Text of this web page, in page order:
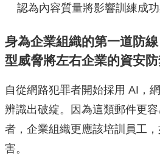
認為內容質量將影響訓練成功
身為企業組織的第一道防
型威脅將左右企業的資安
自從網路犯罪者開始採用 AI，
辨識出破綻。因為這類郵件更
者，企業組織更應該培訓員工
害。